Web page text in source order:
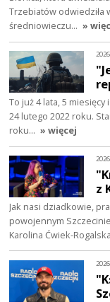
Trzebiatów odwiedziła
średniowieczu… »
To już 4 lata, 5
24 lutego 2022 roku.
roku… » więcej
z
Jak nasi dziadkowie,
powojennym
Karolina Ćwiek-